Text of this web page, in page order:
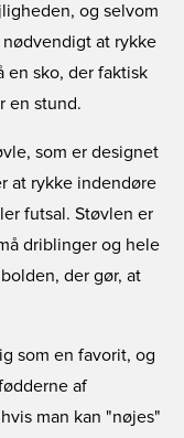
og selvom
at rykke
en sko, der faktisk
en stund.
som er designet
at rykke indendøre
futsal. Støvlen er
driblinger og hele
der gør, at
som en favorit, og
af
man kan "nøjes"